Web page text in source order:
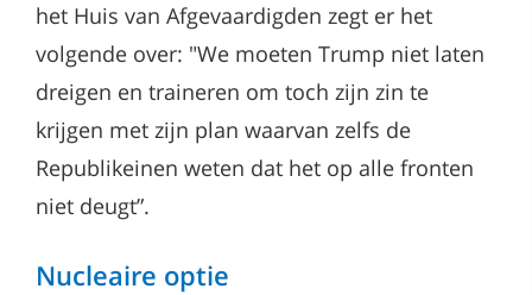
het Huis van Afgevaardigden zegt er het
volgende over: "We moeten Trump niet laten
dreigen en traineren om toch zijn zin te
krijgen met zijn plan waarvan zelfs de
Republikeinen weten dat het op alle fronten
niet deugt”.
Nucleaire optie